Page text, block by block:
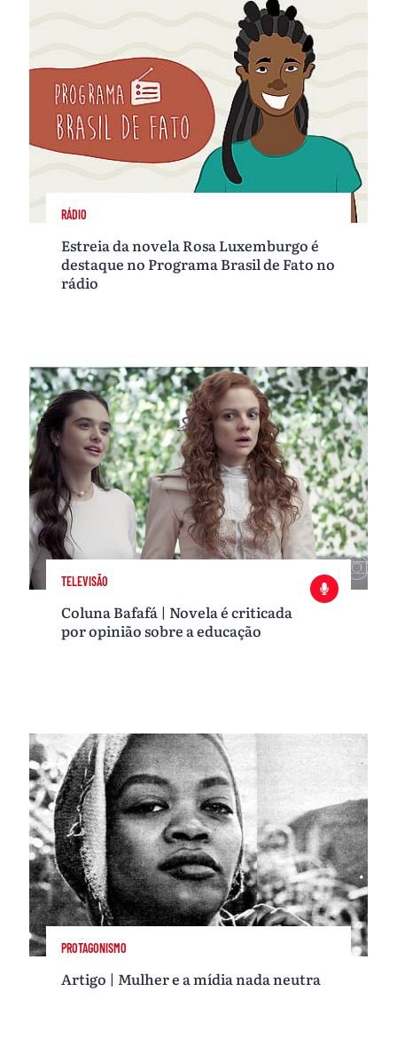
RÁDIO
Estreia da novela Rosa Luxemburgo é
destaque no Programa Brasil de Fato no
rádio
TELEVISÃO
Coluna Bafafá | Novela é criticada
por opinião sobre a educação
PROTAGONISMO
Artigo | Mulher e a mídia nada neutra